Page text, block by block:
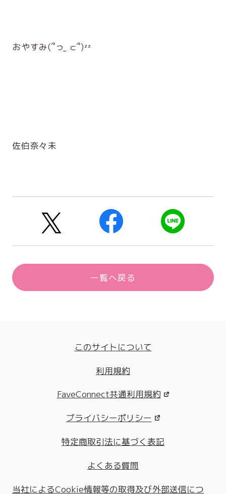
おやすみ(՞っ ̫ ⊂՞)ᶻᶻ
佐伯奈々未
一覧へ戻る
このサイトについて
利用規約
FaveConnect共通利用規約
プライバシーポリシー
特定商取引法に基づく表記
よくある質問
当社によるCookie情報等の取得及び外部送信につ